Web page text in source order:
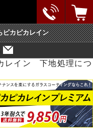
ピカピカレイン
レイン 下地処理につ